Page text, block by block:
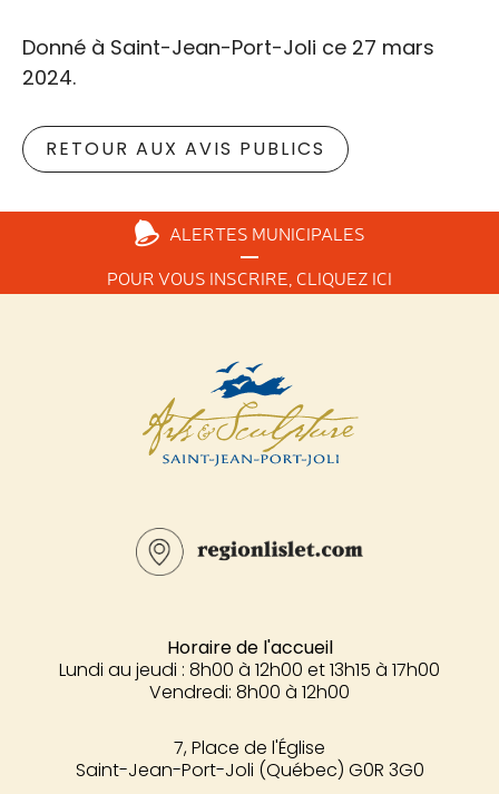
Donné à Saint-Jean-Port-Joli ce 27 mars
2024.
RETOUR AUX AVIS PUBLICS
ALERTES MUNICIPALES
POUR VOUS INSCRIRE, CLIQUEZ ICI
Horaire de l'accueil
Lundi au jeudi : 8h00 à 12h00 et 13h15 à 17h00
Vendredi: 8h00 à 12h00
7, Place de l'Église
Saint-Jean-Port-Joli (Québec) G0R 3G0